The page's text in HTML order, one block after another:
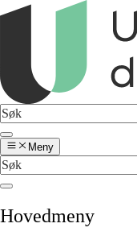
Meny
Hovedmeny